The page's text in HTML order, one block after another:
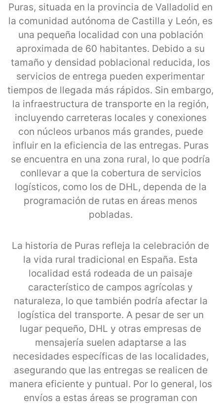
Puras, situada en la provincia de Valladolid en
la comunidad autónoma de Castilla y León, es
una pequeña localidad con una población
aproximada de 60 habitantes. Debido a su
tamaño y densidad poblacional reducida, los
servicios de entrega pueden experimentar
tiempos de llegada más rápidos. Sin embargo,
la infraestructura de transporte en la región,
incluyendo carreteras locales y conexiones
con núcleos urbanos más grandes, puede
influir en la eficiencia de las entregas. Puras
se encuentra en una zona rural, lo que podría
conllevar a que la cobertura de servicios
logísticos, como los de DHL, dependa de la
programación de rutas en áreas menos
pobladas.
La historia de Puras refleja la celebración de
la vida rural tradicional en España. Esta
localidad está rodeada de un paisaje
característico de campos agrícolas y
naturaleza, lo que también podría afectar la
logística del transporte. A pesar de ser un
lugar pequeño, DHL y otras empresas de
mensajería suelen adaptarse a las
necesidades específicas de las localidades,
asegurando que las entregas se realicen de
manera eficiente y puntual. Por lo general, los
envíos a estas áreas se programan con